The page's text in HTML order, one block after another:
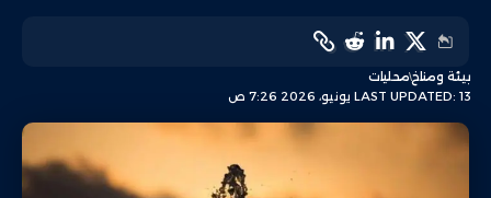
LAST UPDATED: 13 يونيو، 2026 7:26 ص
بيئة ومناخمحليات